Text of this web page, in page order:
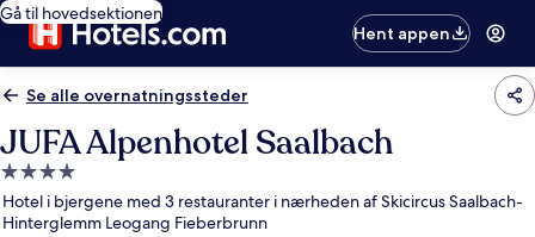
Gå til hovedsektionen
Hent appen
Se alle overnatningssteder
JUFA Alpenhotel Saalbach
4.0-
stjernet
overnatningssted
Hotel i bjergene med 3 restauranter i nærheden af Skicircus Saalbach-
Hinterglemm Leogang Fieberbrunn